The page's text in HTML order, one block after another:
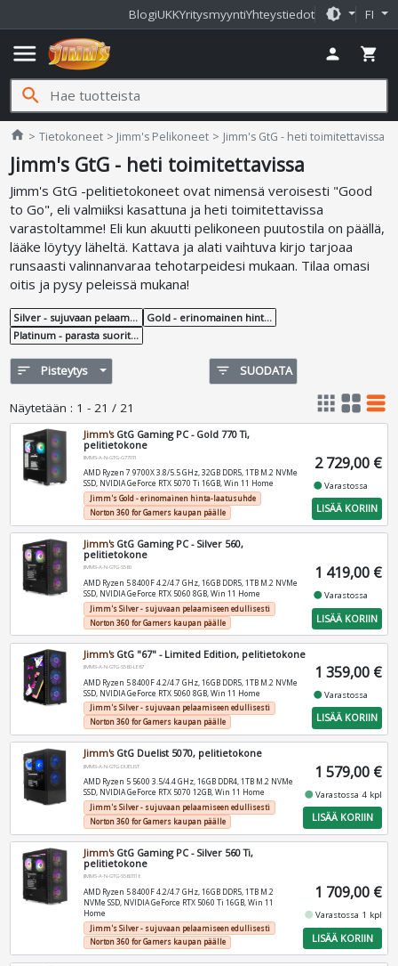
BlogiUKKYritysmyyntiYhteystiedot brightness_medium FI
menu person shopping_cart
search
home Jimms.fi
Tietokoneet Jimm's Pelikoneet Jimm's GtG - heti toimitettavissa
Jimm's GtG - heti toimitettavissa
Jimm's GtG -pelitietokoneet ovat nimensä veroisesti "Good
to Go", eli valmiiksi kasattuna ja heti toimitettavissa
varastoltamme! Eli kun akuutti pelikoneen puutostila on päällä,
lääke löytyy läheltä. Kattava ja alati vaihtuva kirjo tarjoaa
runsaasti valinnanvaraa tehotarpeidesi mukaan. Tilaa omasi
oitis ja pysy peleissä mukana!
Silver - sujuvaan pelaamiseen edullisesti
Gold - erinomainen hinta-laatusuhde
Platinum - parasta suorituskykyä
sort Pisteytys filter_list SUODATA
Näytetään : 1 - 21 / 21 apps grid_view table_rows
Jimm'sGtG Gaming PC - Gold 770 Ti,
pelitietokone
JIMMS-A-N-GTG-G770TI
AMD Ryzen 7 9700X 3.8/5.5 GHz, 32GB DDR5, 1TB M.2 NVMe
SSD, NVIDIA GeForce RTX 5070 Ti 16GB, Win 11 Home
Jimm's Gold - erinomainen hinta-laatusuhde
Norton 360 for Gamers kaupan päälle
2 729,00 €
fiber_manual_recordVarastossa
LISÄÄ KORIIN
Jimm'sGtG Gaming PC - Silver 560,
pelitietokone
JIMMS-A-N-GTG-S560
AMD Ryzen 5 8400F 4.2/4.7 GHz, 16GB DDR5, 1TB M.2 NVMe
SSD, NVIDIA GeForce RTX 5060 8GB, Win 11 Home
Jimm's Silver - sujuvaan pelaamiseen edullisesti
Norton 360 for Gamers kaupan päälle
1 419,00 €
fiber_manual_recordVarastossa
LISÄÄ KORIIN
Jimm'sGtG "67" - Limited Edition, pelitietokone
JIMMS-A-N-GTG-S560-LE67
AMD Ryzen 5 8400F 4.2/4.7 GHz, 16GB DDR5, 1TB M.2 NVMe
SSD, NVIDIA GeForce RTX 5060 8GB, Win 11 Home
Jimm's Silver - sujuvaan pelaamiseen edullisesti
Norton 360 for Gamers kaupan päälle
1 359,00 €
fiber_manual_recordVarastossa
LISÄÄ KORIIN
Jimm'sGtG Duelist 5070, pelitietokone
JIMMS-A-N-GTG-DUELIST
AMD Ryzen 5 5600 3.5/4.4 GHz, 16GB DDR4, 1TB M.2 NVMe
SSD, NVIDIA GeForce RTX 5070 12GB, Win 11 Home
Jimm's Silver - sujuvaan pelaamiseen edullisesti
Norton 360 for Gamers kaupan päälle
1 579,00 €
fiber_manual_recordVarastossa 4 kpl
LISÄÄ KORIIN
Jimm'sGtG Gaming PC - Silver 560 Ti,
pelitietokone
JIMMS-A-N-GTG-S560TI16
AMD Ryzen 5 8400F 4.2/4.7 GHz, 16GB DDR5, 1TB M.2
NVMe SSD, NVIDIA GeForce RTX 5060 Ti 16GB, Win 11
Home
Jimm's Silver - sujuvaan pelaamiseen edullisesti
Norton 360 for Gamers kaupan päälle
1 709,00 €
fiber_manual_record Varastossa 1 kpl
LISÄÄ KORIIN